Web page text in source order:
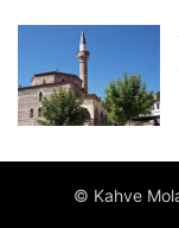
© Kahve